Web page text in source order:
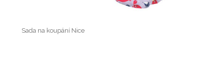
Sada na koupání Nice